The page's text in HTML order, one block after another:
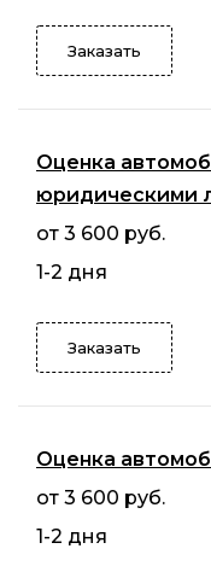
Заказать
Оценка
юридическими
от 3 600 руб.
1-2 дня
Заказать
Оценка
от 3 600 руб.
1-2 дня